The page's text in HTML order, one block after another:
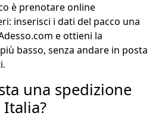
è prenotare online
inserisci i dati del pacco una
e ottieni la
basso, senza andare in posta
una spedizione